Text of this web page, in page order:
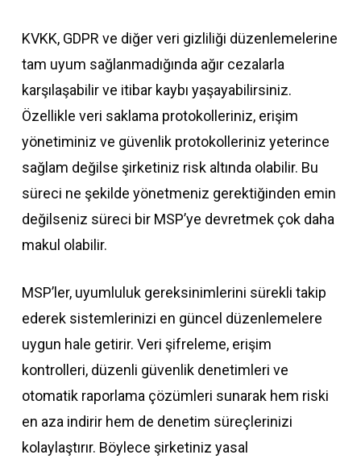
KVKK, GDPR ve diğer veri gizliliği düzenlemelerine
tam uyum sağlanmadığında ağır cezalarla
karşılaşabilir ve itibar kaybı yaşayabilirsiniz.
Özellikle veri saklama protokolleriniz, erişim
yönetiminiz ve güvenlik protokolleriniz yeterince
sağlam değilse şirketiniz risk altında olabilir. Bu
süreci ne şekilde yönetmeniz gerektiğinden emin
değilseniz süreci bir MSP’ye devretmek çok daha
makul olabilir.
MSP’ler, uyumluluk gereksinimlerini sürekli takip
ederek sistemlerinizi en güncel düzenlemelere
uygun hale getirir. Veri şifreleme, erişim
kontrolleri, düzenli güvenlik denetimleri ve
otomatik raporlama çözümleri sunarak hem riski
en aza indirir hem de denetim süreçlerinizi
kolaylaştırır. Böylece şirketiniz yasal